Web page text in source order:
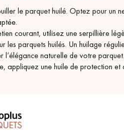
le parquet huilé. Optez pour un
courant, utilisez une serpillière
les parquets huilés. Un huilage
l’élégance naturelle de votre parquet.
appliquez une huile de protection